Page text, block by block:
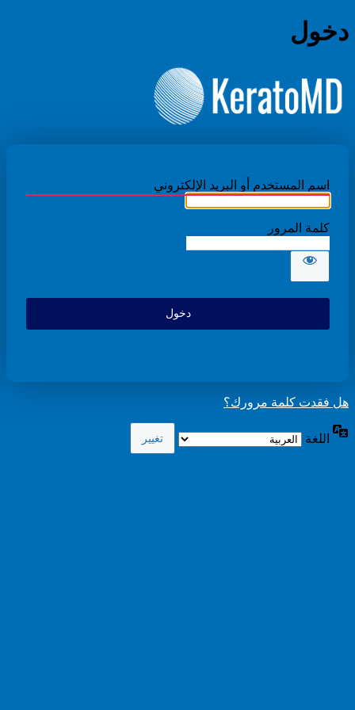
دخول
اسم المستخدم أو البريد الإلكتروني
كلمة المرور
هل فقدت كلمة مرورك؟
اللغة